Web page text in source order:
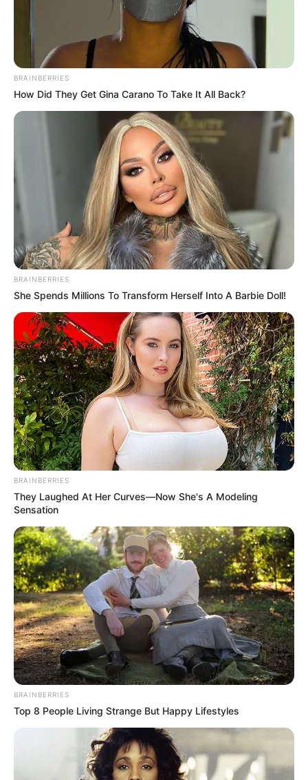
BRAINBERRIES
How Did They Get Gina Carano To Take It All Back?
BRAINBERRIES
She Spends Millions To Transform Herself Into A Barbie Doll!
BRAINBERRIES
They Laughed At Her Curves—Now She's A Modeling
Sensation
BRAINBERRIES
Top 8 People Living Strange But Happy Lifestyles